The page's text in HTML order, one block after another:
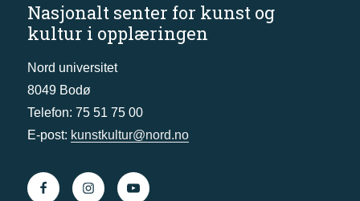
Nasjonalt senter for kunst og
kultur i opplæringen
Nord universitet
8049 Bodø
Telefon: 75 51 75 00
E-post: kunstkultur@nord.no